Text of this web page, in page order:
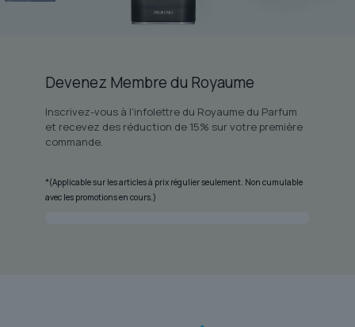
Devenez Membre du Royaume
Inscrivez-vous à l'infolettre du Royaume du Parfum
et recevez des réduction de 15% sur votre première
commande.
*(Applicable sur les articles à prix régulier seulement. Non cumulable
avec les promotions en cours.)